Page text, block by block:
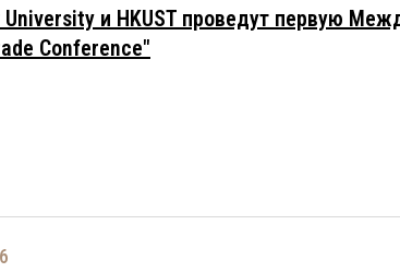
University и HKUST проведут первую
Conference"